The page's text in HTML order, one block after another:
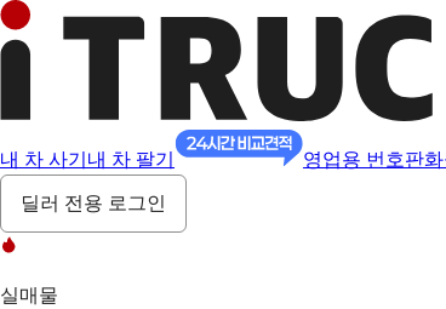
내 차 사기 내 차 팔기 영업용 번호판
딜러 전용 로그인
실매물